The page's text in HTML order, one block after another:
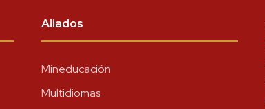
Aliados
Mineducación
Multidiomas